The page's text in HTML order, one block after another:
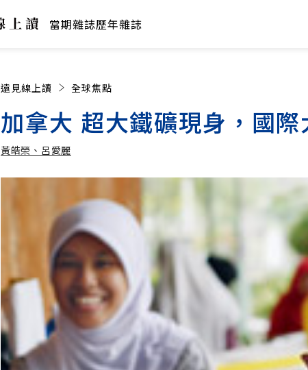
當期雜誌歷年雜誌
遠見線上讀 全球焦點
加拿大 超大鐵礦現身，國
黃皓榮、呂愛麗